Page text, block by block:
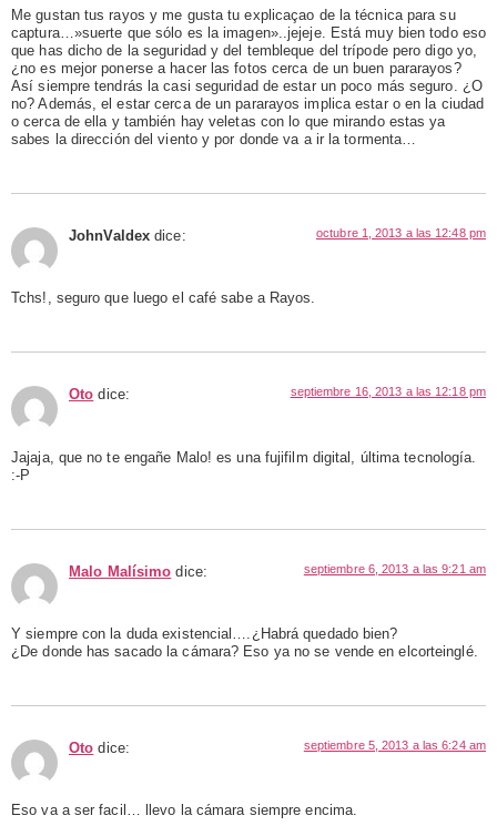
Me gustan tus rayos y me gusta tu explicaçao de la técnica para su
captura…»suerte que sólo es la imagen»..jejeje. Está muy bien todo eso
que has dicho de la seguridad y del tembleque del trípode pero digo yo,
¿no es mejor ponerse a hacer las fotos cerca de un buen pararayos?
Así siempre tendrás la casi seguridad de estar un poco más seguro. ¿O
no? Además, el estar cerca de un pararayos implica estar o en la ciudad
o cerca de ella y también hay veletas con lo que mirando estas ya
sabes la dirección del viento y por donde va a ir la tormenta…
JohnValdex dice: octubre 1, 2013 a las 12:48 pm
Tchs!, seguro que luego el café sabe a Rayos.
Oto dice: septiembre 16, 2013 a las 12:18 pm
Jajaja, que no te engañe Malo! es una fujifilm digital, última tecnología.
:-P
Malo Malísimo dice: septiembre 6, 2013 a las 9:21 am
Y siempre con la duda existencial….¿Habrá quedado bien?
¿De donde has sacado la cámara? Eso ya no se vende en elcorteinglé.
Oto dice: septiembre 5, 2013 a las 6:24 am
Eso va a ser facil… llevo la cámara siempre encima.